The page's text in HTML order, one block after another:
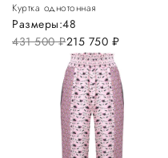
Куртка однотонная
431 500руб.215 750 руб.
Размеры:48